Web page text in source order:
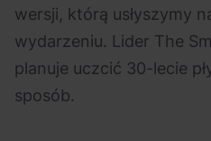
Polecane Scena Impostora 06.08.2026
Kto jest
prawdziwym fanem
Chivasa?
wersji, którą usłyszymy
wydarzeniu. Lider The
planuje uczcić 30-lecie
sposób.